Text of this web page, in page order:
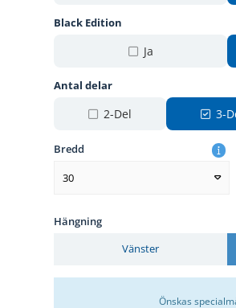
Black Edition
Ja
Antal delar
2-Del 3-
Bredd
30
Hängning
Vänster
Önskas